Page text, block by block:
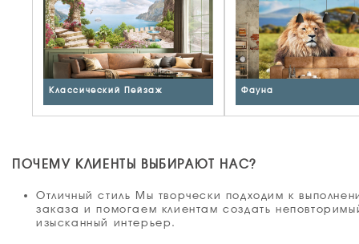
Классический Пейзаж Фауна
ПОЧЕМУ КЛИЕНТЫ ВЫБИРАЮТ НАС?
Отличный стиль Мы творчески подходим к
заказа и помогаем клиентам создать
изысканный интерьер.